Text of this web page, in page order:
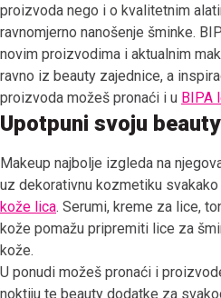
proizvoda nego i o kvalitetnim
ravnomjerno nanošenje šminke.
novim proizvodima i aktualnim
ravno iz beauty zajednice, a
proizvoda možeš pronaći i u BIPA
Upotpuni svoju
Makeup najbolje izgleda na
uz dekorativnu kozmetiku
kože lica. Serumi, kreme za lice,
kože pomažu pripremiti lice za
kože.
U ponudi možeš pronaći i
noktiju te beauty dodatke za